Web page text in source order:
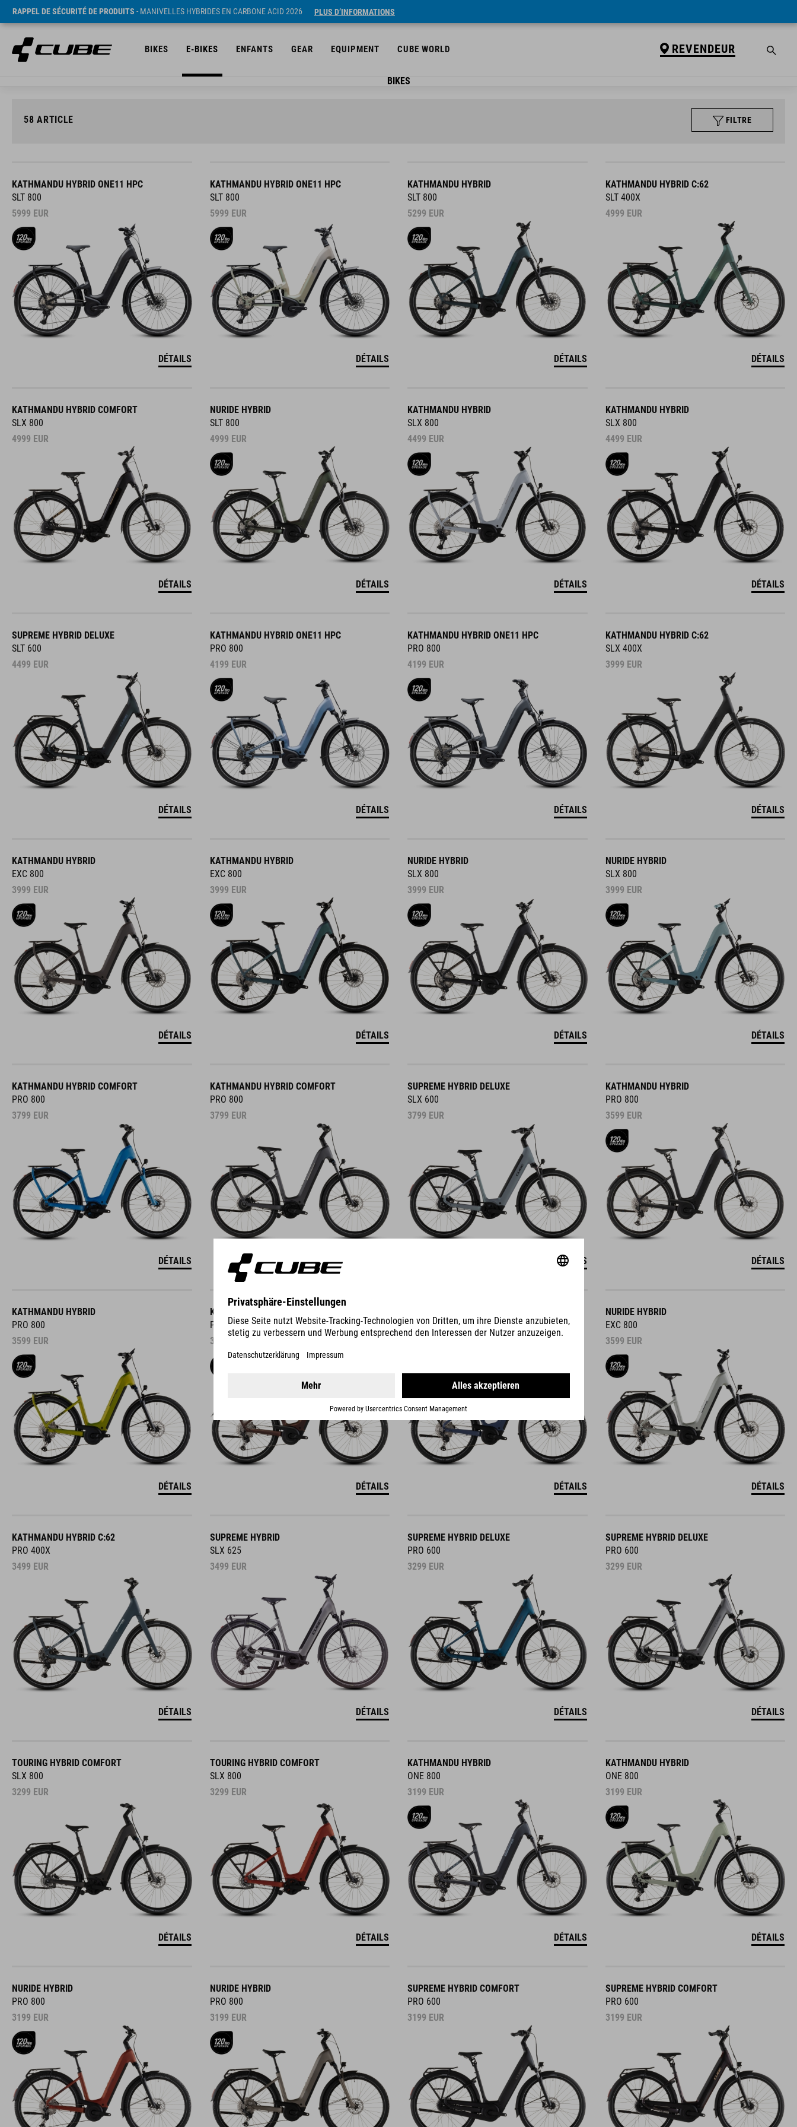
RAPPEL DE SÉCURITÉ DE PRODUITS - MANIVELLES HYBRIDES EN CARBONE ACID 2026 PLUS D’INFORMATIONS
BIKES E-BIKES ENFANTS GEAR EQUIPMENT CUBE WORLD REVENDEUR
BIKES
58 ARTICLE FILTRE
KATHMANDU HYBRID ONE11 HPC
SLT 800
5999 EUR
DÉTAILS
KATHMANDU HYBRID ONE11 HPC
SLT 800
5999 EUR
DÉTAILS
KATHMANDU HYBRID
SLT 800
5299 EUR
DÉTAILS
KATHMANDU HYBRID C:62
SLT 400X
4999 EUR
DÉTAILS
KATHMANDU HYBRID COMFORT
SLX 800
4999 EUR
DÉTAILS
NURIDE HYBRID
SLT 800
4999 EUR
DÉTAILS
KATHMANDU HYBRID
SLX 800
4499 EUR
DÉTAILS
KATHMANDU HYBRID
SLX 800
4499 EUR
DÉTAILS
SUPREME HYBRID DELUXE
SLT 600
4499 EUR
DÉTAILS
KATHMANDU HYBRID ONE11 HPC
PRO 800
4199 EUR
DÉTAILS
KATHMANDU HYBRID ONE11 HPC
PRO 800
4199 EUR
DÉTAILS
KATHMANDU HYBRID C:62
SLX 400X
3999 EUR
DÉTAILS
KATHMANDU HYBRID
EXC 800
3999 EUR
DÉTAILS
KATHMANDU HYBRID
EXC 800
3999 EUR
DÉTAILS
NURIDE HYBRID
SLX 800
3999 EUR
DÉTAILS
NURIDE HYBRID
SLX 800
3999 EUR
DÉTAILS
KATHMANDU HYBRID COMFORT
PRO 800
3799 EUR
DÉTAILS
KATHMANDU HYBRID COMFORT
PRO 800
3799 EUR
SUPREME HYBRID DELUXE
SLX 600
3799 EUR
DÉTAILS
KATHMANDU HYBRID
PRO 800
3599 EUR
DÉTAILS
KATHMANDU HYBRID
PRO 800
3599 EUR
DÉTAILS
KATHMANDU HYBRID
PRO 800
3599
EUR
DÉTAILS
EXC 800
DÉTAILS
NURIDE HYBRID
EXC 800
3599 EUR
DÉTAILS
KATHMANDU HYBRID C:62
PRO 400X
3499 EUR
DÉTAILS
SUPREME HYBRID
SLX 625
3499 EUR
DÉTAILS
SUPREME HYBRID DELUXE
PRO 600
3299 EUR
DÉTAILS
SUPREME HYBRID DELUXE
PRO 600
3299 EUR
DÉTAILS
TOURING HYBRID COMFORT
SLX 800
3299 EUR
DÉTAILS
TOURING HYBRID COMFORT
SLX 800
3299 EUR
DÉTAILS
KATHMANDU HYBRID
ONE 800
3199 EUR
DÉTAILS
KATHMANDU HYBRID
ONE 800
3199 EUR
DÉTAILS
NURIDE HYBRID
PRO 800
3199 EUR
NURIDE HYBRID
PRO 800
3199 EUR
SUPREME HYBRID COMFORT
PRO 600
3199 EUR
SUPREME HYBRID COMFORT
PRO 600
3199 EUR